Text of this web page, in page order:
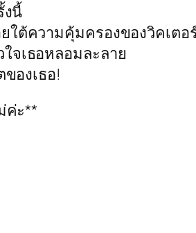
งนี้
ใต้ความคุ้มครองของวิคเตอ
จเธอหลอมละลาย
องเธอ!
ค่ะ**